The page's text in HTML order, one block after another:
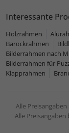
Interessante
Holzrahmen
Barockrahmen
Bilderrahmen nach
Bilderrahmen für
Klapprahmen
Alle
Alle